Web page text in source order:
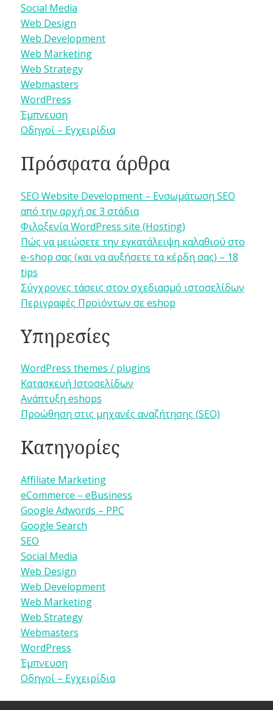
Social Media
Web Design
Web Development
Web Marketing
Web Strategy
Webmasters
WordPress
Έμπνευση
Οδηγοί – Εγχειρίδια
Πρόσφατα άρθρα
SEO Website Development – Ενσωμάτωση SEO
από την αρχή σε 3 στάδια
Φιλοξενία WordPress site (Hosting)
Πώς να μειώσετε την εγκατάλειψη καλαθιού στο
e-shop σας (και να αυξήσετε τα κέρδη σας) – 18
tips
Σύγχρονες τάσεις στον σχεδιασμό ιστοσελίδων
Περιγραφές Προϊόντων σε eshop
Υπηρεσίες
WordPress themes / plugins
Κατασκευή Ιστοσελίδων
Ανάπτυξη eshops
Προώθηση στις μηχανές αναζήτησης (SEO)
Κατηγορίες
Affiliate Marketing
eCommerce – eBusiness
Google Adwords – PPC
Google Search
SEO
Social Media
Web Design
Web Development
Web Marketing
Web Strategy
Webmasters
WordPress
Έμπνευση
Οδηγοί – Εγχειρίδια